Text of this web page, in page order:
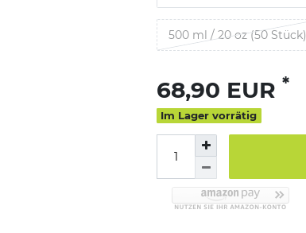
500 ml / 20 oz (50 Stück)
68,90 EUR *
Im Lager vorrätig